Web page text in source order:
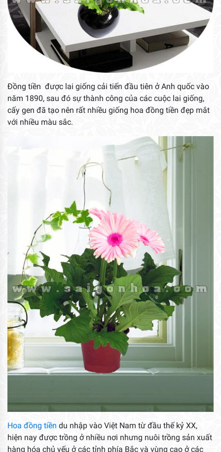
Đồng tiền được lai giống cải tiến đầu tiên ở Anh quốc vào
năm 1890, sau đó sự thành công của các cuộc lai giống,
cấy gen đã tạo nên rất nhiều giống hoa đồng tiền đẹp mắt
với nhiều màu sắc.
Hoa đồng tiền du nhập vào Việt Nam từ đầu thế kỷ XX,
hiện nay được trồng ở nhiều nơi nhưng nuôi trồng sản xuất
hàng hóa chủ yếu ở các tỉnh phía Bắc và vùng cao ở các